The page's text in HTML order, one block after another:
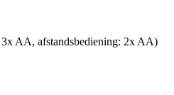
3x AA, afstandsbediening: 2x AA)